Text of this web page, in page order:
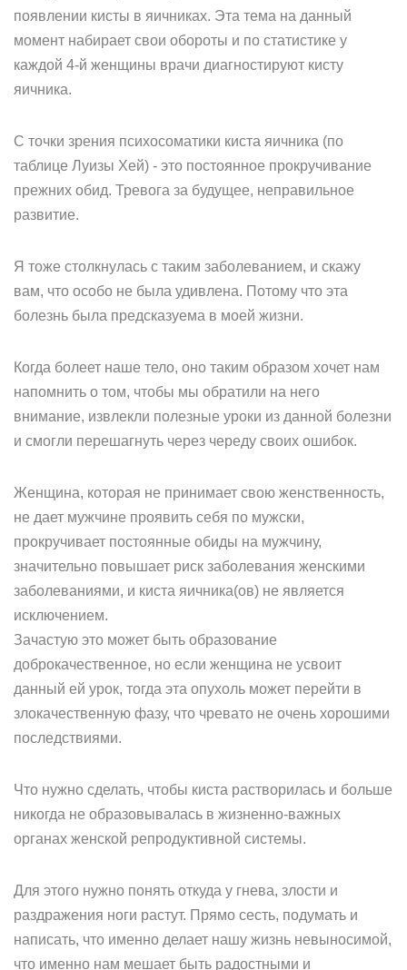
появлении кисты в яичниках. Эта тема на данный
момент набирает свои обороты и по статистике у
каждой 4-й женщины врачи диагностируют кисту
яичника.
С точки зрения психосоматики киста яичника (по
таблице Луизы Хей) - это постоянное прокручивание
прежних обид. Тревога за будущее, неправильное
развитие.
Я тоже столкнулась с таким заболеванием, и скажу
вам, что особо не была удивлена. Потому что эта
болезнь была предсказуема в моей жизни.
Когда болеет наше тело, оно таким образом хочет нам
напомнить о том, чтобы мы обратили на него
внимание, извлекли полезные уроки из данной болезни
и смогли перешагнуть через череду своих ошибок.
Женщина, которая не принимает свою женственность,
не дает мужчине проявить себя по мужски,
прокручивает постоянные обиды на мужчину,
значительно повышает риск заболевания женскими
заболеваниями, и киста яичника(ов) не является
исключением.
Зачастую это может быть образование
доброкачественное, но если женщина не усвоит
данный ей урок, тогда эта опухоль может перейти в
злокачественную фазу, что чревато не очень хорошими
последствиями.
Что нужно сделать, чтобы киста растворилась и больше
никогда не образовывалась в жизненно-важных
органах женской репродуктивной системы.
Для этого нужно понять откуда у гнева, злости и
раздражения ноги растут. Прямо сесть, подумать и
написать, что именно делает нашу жизнь невыносимой,
что именно нам мешает быть радостными и